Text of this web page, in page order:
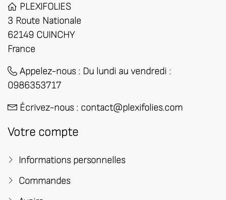
PLEXIFOLIES
3 Route Nationale
62149 CUINCHY
France
Appelez-nous : ​Du lundi au vendredi :
0986353717
Écrivez-nous : contact@plexifolies.com
Votre compte
Informations personnelles
Commandes